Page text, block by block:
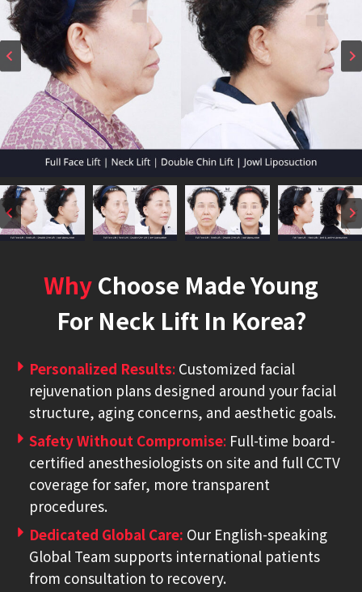
Why Choose Made Young
For Neck Lift In Korea?
Personalized Results: Customized facial
rejuvenation plans designed around your facial
structure, aging concerns, and aesthetic goals.
Safety Without Compromise: Full-time board-
certified anesthesiologists on site and full CCTV
coverage for safer, more transparent
procedures.
Dedicated Global Care: Our English-speaking
Global Team supports international patients
from consultation to recovery.